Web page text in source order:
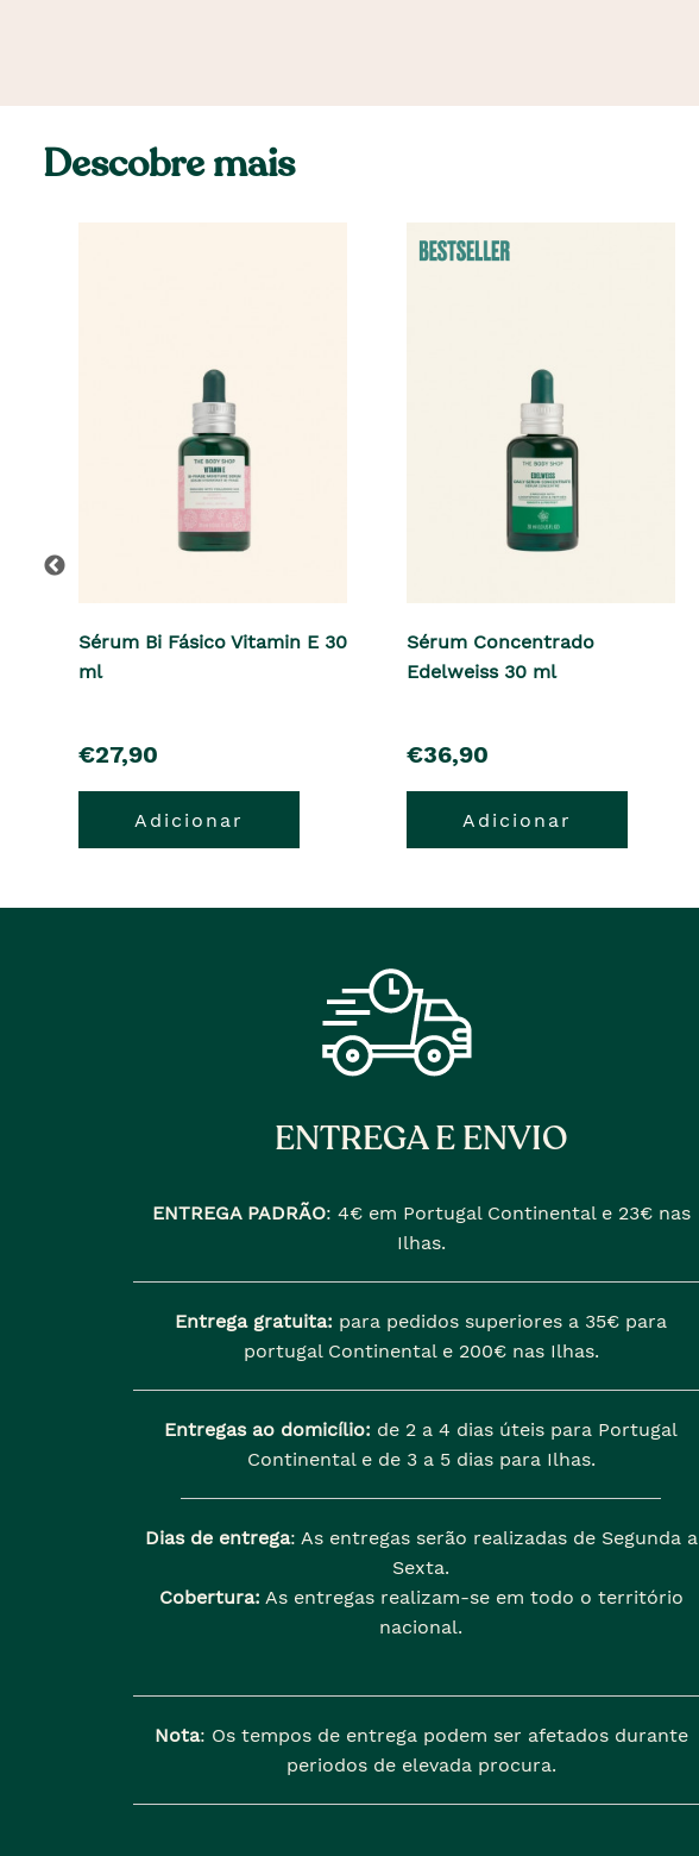
Descobre mais
Sérum Bi Fásico Vitamin E 30
ml
pre�o
€27,90
Adicionar
Sérum Concentrado
Edelweiss 30 ml
pre�o
€36,90
Adicionar
ENTREGA E ENVIO
ENTREGA PADRÃO: 4€ em Portugal Continental e 23€ nas
Ilhas.
Entrega gratuita: para pedidos superiores a 35€ para
portugal Continental e 200€ nas Ilhas.
Entregas ao domicílio: de 2 a 4 dias úteis para Portugal
Continental e de 3 a 5 dias para Ilhas.
Dias de entrega: As entregas serão realizadas de Segunda a
Sexta.
Cobertura: As entregas realizam-se em todo o território
nacional.
Nota: Os tempos de entrega podem ser afetados durante
periodos de elevada procura.